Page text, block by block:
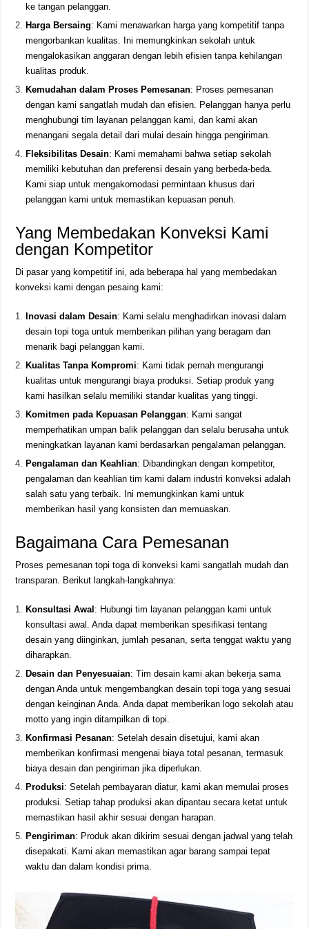
ke tangan pelanggan.
Harga Bersaing: Kami menawarkan harga yang kompetitif tanpa
mengorbankan kualitas. Ini memungkinkan sekolah untuk
mengalokasikan anggaran dengan lebih efisien tanpa kehilangan
kualitas produk.
Kemudahan dalam Proses Pemesanan: Proses pemesanan
dengan kami sangatlah mudah dan efisien. Pelanggan hanya perlu
menghubungi tim layanan pelanggan kami, dan kami akan
menangani segala detail dari mulai desain hingga pengiriman.
Fleksibilitas Desain: Kami memahami bahwa setiap sekolah
memiliki kebutuhan dan preferensi desain yang berbeda-beda.
Kami siap untuk mengakomodasi permintaan khusus dari
pelanggan kami untuk memastikan kepuasan penuh.
Yang Membedakan Konveksi Kami
dengan Kompetitor
Di pasar yang kompetitif ini, ada beberapa hal yang membedakan
konveksi kami dengan pesaing kami:
Inovasi dalam Desain: Kami selalu menghadirkan inovasi dalam
desain topi toga untuk memberikan pilihan yang beragam dan
menarik bagi pelanggan kami.
Kualitas Tanpa Kompromi: Kami tidak pernah mengurangi
kualitas untuk mengurangi biaya produksi. Setiap produk yang
kami hasilkan selalu memiliki standar kualitas yang tinggi.
Komitmen pada Kepuasan Pelanggan: Kami sangat
memperhatikan umpan balik pelanggan dan selalu berusaha untuk
meningkatkan layanan kami berdasarkan pengalaman pelanggan.
Pengalaman dan Keahlian: Dibandingkan dengan kompetitor,
pengalaman dan keahlian tim kami dalam industri konveksi adalah
salah satu yang terbaik. Ini memungkinkan kami untuk
memberikan hasil yang konsisten dan memuaskan.
Bagaimana Cara Pemesanan
Proses pemesanan topi toga di konveksi kami sangatlah mudah dan
transparan. Berikut langkah-langkahnya:
Konsultasi Awal : Hubungi tim layanan pelanggan kami untuk
konsultasi awal. Anda dapat memberikan spesifikasi tentang
desain yang diinginkan, jumlah pesanan, serta tenggat waktu yang
diharapkan.
Desain dan Penyesuaian: Tim desain kami akan bekerja sama
dengan Anda untuk mengembangkan desain topi toga yang sesuai
dengan keinginan Anda. Anda dapat memberikan logo sekolah atau
motto yang ingin ditampilkan di topi.
Konfirmasi Pesanan: Setelah desain disetujui, kami akan
memberikan konfirmasi mengenai biaya total pesanan, termasuk
biaya desain dan pengiriman jika diperlukan.
Produksi: Setelah pembayaran diatur, kami akan memulai proses
produksi. Setiap tahap produksi akan dipantau secara ketat untuk
memastikan hasil akhir sesuai dengan harapan.
Pengiriman: Produk akan dikirim sesuai dengan jadwal yang telah
disepakati. Kami akan memastikan agar barang sampai tepat
waktu dan dalam kondisi prima.